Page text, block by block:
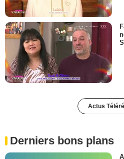
Actus
Derniers bons plans